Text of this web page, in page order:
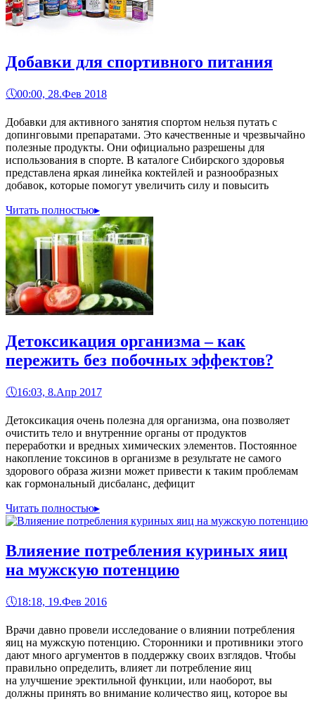
Добавки для спортивного питания
🕔00:00, 28.Фев 2018
Добавки для активного занятия спортом нельзя путать с
допинговыми препаратами. Это качественные и чрезвычайно
полезные продукты. Они официально разрешены для
использования в спорте. В каталоге Сибирского здоровья
представлена яркая линейка коктейлей и разнообразных
добавок, которые помогут увеличить силу и повысить
Читать полностью▸
Детоксикация организма – как
пережить без побочных эффектов?
🕔16:03, 8.Апр 2017
Детоксикация очень полезна для организма, она позволяет
очистить тело и внутренние органы от продуктов
переработки и вредных химических элементов. Постоянное
накопление токсинов в организме в результате не самого
здорового образа жизни может привести к таким проблемам
как гормональный дисбаланс, дефицит
Читать полностью▸
Влияение потребления куриных яиц
на мужскую потенцию
🕔18:18, 19.Фев 2016
Врачи давно провели исследование о влиянии потребления
яиц на мужскую потенцию. Сторонники и противники этого
дают много аргументов в поддержку своих взглядов. Чтобы
правильно определить, влияет ли потребление яиц
на улучшение эректильной функции, или наоборот, вы
должны принять во внимание количество яиц, которое вы